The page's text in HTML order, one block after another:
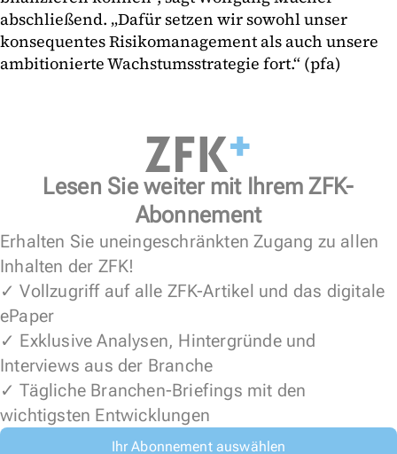
abschließend. „Dafür setzen wir sowohl unser
konsequentes Risikomanagement als auch unsere
ambitionierte Wachstumsstrategie fort.“ (pfa)
Lesen Sie weiter mit Ihrem ZFK-
Abonnement
Erhalten Sie uneingeschränkten Zugang zu allen
Inhalten der ZFK!
✓ Vollzugriff auf alle ZFK-Artikel und das digitale
ePaper
✓ Exklusive Analysen, Hintergründe und
Interviews aus der Branche
✓ Tägliche Branchen-Briefings mit den
wichtigsten Entwicklungen
Ihr Abonnement auswählen